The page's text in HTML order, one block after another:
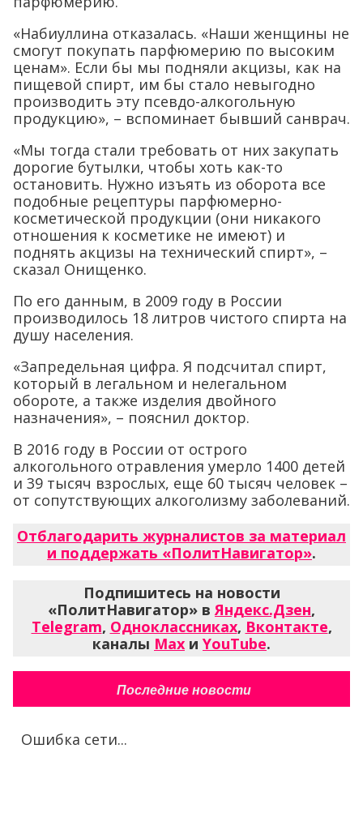
«Набиуллина отказалась. «Наши женщины не
смогут покупать парфюмерию по высоким
ценам». Если бы мы подняли акцизы, как на
пищевой спирт, им бы стало невыгодно
производить эту псевдо-алкогольную
продукцию», – вспоминает бывший санврач.
«Мы тогда стали требовать от них закупать
дорогие бутылки, чтобы хоть как-то
остановить. Нужно изъять из оборота все
подобные рецептуры парфюмерно-
косметической продукции (они никакого
отношения к косметике не имеют) и
поднять акцизы на технический спирт», –
сказал Онищенко.
По его данным, в 2009 году в России
производилось 18 литров чистого спирта на
душу населения.
«Запредельная цифра. Я подсчитал спирт,
который в легальном и нелегальном
обороте, а также изделия двойного
назначения», – пояснил доктор.
В 2016 году в России от острого
алкогольного отравления умерло 1400 детей
и 39 тысяч взрослых, еще 60 тысяч человек –
от сопутствующих алкоголизму заболеваний.
Отблагодарить журналистов за материал
и поддержать «ПолитНавигатор».
Подпишитесь на новости
«ПолитНавигатор» вЯндекс.Дзен,
Telegram, Одноклассниках, Вконтакте,
каналы Max и YouTube.
Последние новости
Ошибка сети...